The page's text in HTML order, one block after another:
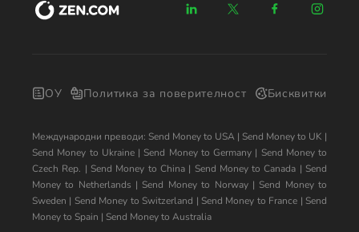
ОУ Политика за поверителност Бисквитки
Международни преводи: Send Money to USA | Send Money to UK |
Send Money to Ukraine| Send Money to Germany | Send Money to
Czech Rep. | Send Money to China| Send Money to Canada | Send
Money to Netherlands | Send Money to Norway| Send Money to
Sweden | Send Money to Switzerland | Send Money to France | Send
Money to Spain | Send Money to Australia